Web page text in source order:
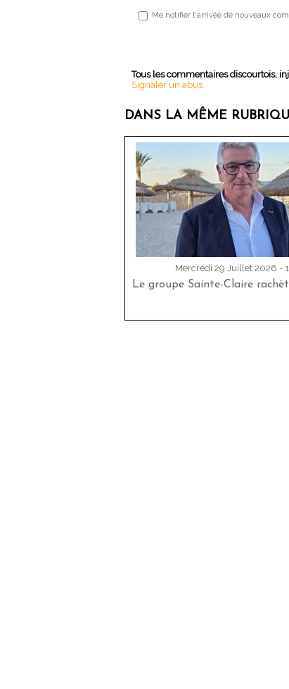
Me notifier l'arrivée de nouveaux
Tous les commentaires discourtois,
Signaler un abus
DANS LA MÊME
Mercredi 29 Juillet 2026 -
Le groupe Sainte-Claire